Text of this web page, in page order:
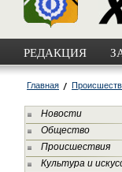
РЕДАКЦИЯ
Главная
Новости
Общество
Происшествия
Культура и